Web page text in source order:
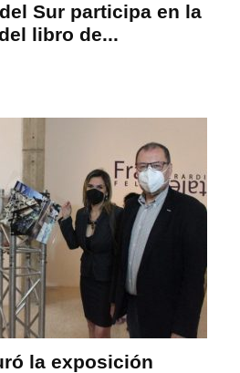
Sur participa en la
libro de...
la exposición